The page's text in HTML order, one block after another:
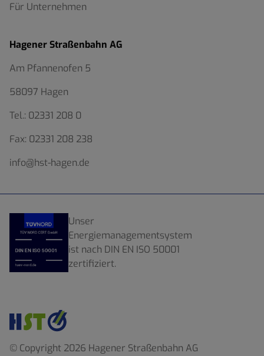
Für Unternehmen
Hagener Straßenbahn AG
Am Pfannenofen 5
58097 Hagen
Tel.: 02331 208 0
Fax: 02331 208 238
info@hst-hagen.de
Unser
Energiemanagementsystem
ist nach DIN EN ISO 50001
zertifiziert.
© Copyright 2026 Hagener Straßenbahn AG